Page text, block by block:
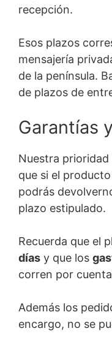
recepción.
Esos plazos
mensajería
de la península.
de plazos de
Garantías
Nuestra
que si el
podrás
plazo estipulado.
Recuerda que el
días y que los
corren por
Además los
encargo, no se